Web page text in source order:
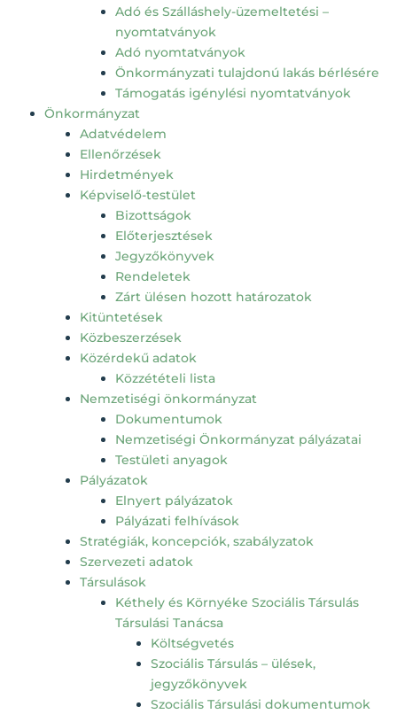
Adó és Szálláshely-üzemeltetési –
nyomtatványok
Adó nyomtatványok
Önkormányzati tulajdonú lakás bérlésére
Támogatás igénylési nyomtatványok
Önkormányzat
Adatvédelem
Ellenőrzések
Hirdetmények
Képviselő-testület
Bizottságok
Előterjesztések
Jegyzőkönyvek
Rendeletek
Zárt ülésen hozott határozatok
Kitüntetések
Közbeszerzések
Közérdekű adatok
Közzétételi lista
Nemzetiségi önkormányzat
Dokumentumok
Nemzetiségi Önkormányzat pályázatai
Testületi anyagok
Pályázatok
Elnyert pályázatok
Pályázati felhívások
Stratégiák, koncepciók, szabályzatok
Szervezeti adatok
Társulások
Kéthely és Környéke Szociális Társulás
Társulási Tanácsa
Költségvetés
Szociális Társulás – ülések,
jegyzőkönyvek
Szociális Társulási dokumentumok